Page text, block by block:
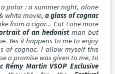
polar : a summer night, alone
white movie,a glass of cognac
from a cigar... Cut ! one more
of an hedonistman but
Yes it happens to me to enjoy
of cognac. I allow myself this
a promise was given to me, to
Rémy Martin VSOP Exclusive